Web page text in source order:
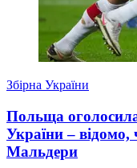
Збірна України
Польща
України – відомо,
Мальдери